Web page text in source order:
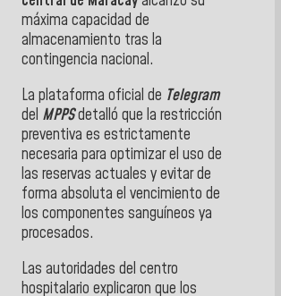
máxima capacidad de
almacenamiento tras la
contingencia nacional.
La plataforma oficial de Telegram
del MPPSdetalló que la restricción
preventiva es estrictamente
necesaria para optimizar el uso de
las reservas actuales y evitar de
forma absoluta el vencimiento de
los componentes sanguíneos ya
procesados.
Las autoridades del centro
hospitalario explicaron que los